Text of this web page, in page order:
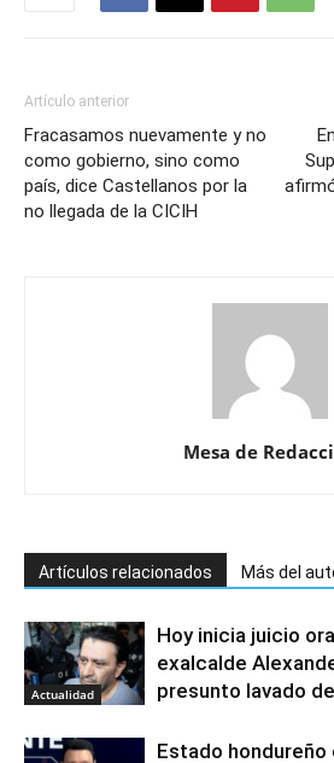
Artículo anterior
Fracasamos nuevamente y no
como gobierno, sino como
país, dice Castellanos por la
no llegada de la CICIH
Mesa de
Artículos relacionados Más del
Actualidad
Hoy inicia juicio
exalcalde
presunto lavado
Estado